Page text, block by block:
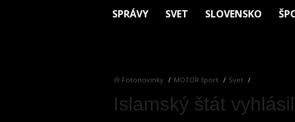
SPRÁVY SVET SLOVENSKO
Fotonovinky MOTOR šport Svet
Islamský štát